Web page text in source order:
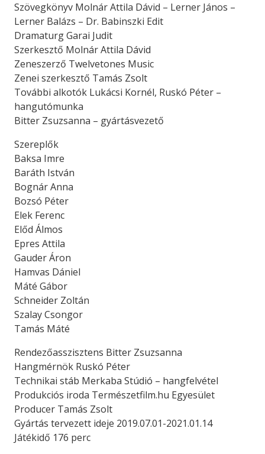
Szövegkönyv Molnár Attila Dávid – Lerner János –
Lerner Balázs – Dr. Babinszki Edit
Dramaturg Garai Judit
Szerkesztő Molnár Attila Dávid
Zeneszerző Twelvetones Music
Zenei szerkesztő Tamás Zsolt
További alkotók Lukácsi Kornél, Ruskó Péter –
hangutómunka
Bitter Zsuzsanna – gyártásvezető
Szereplők
Baksa Imre
Baráth István
Bognár Anna
Bozsó Péter
Elek Ferenc
Előd Álmos
Epres Attila
Gauder Áron
Hamvas Dániel
Máté Gábor
Schneider Zoltán
Szalay Csongor
Tamás Máté
Rendezőasszisztens Bitter Zsuzsanna
Hangmérnök Ruskó Péter
Technikai stáb Merkaba Stúdió – hangfelvétel
Produkciós iroda Természetfilm.hu Egyesület
Producer Tamás Zsolt
Gyártás tervezett ideje 2019.07.01-2021.01.14
Játékidő 176 perc